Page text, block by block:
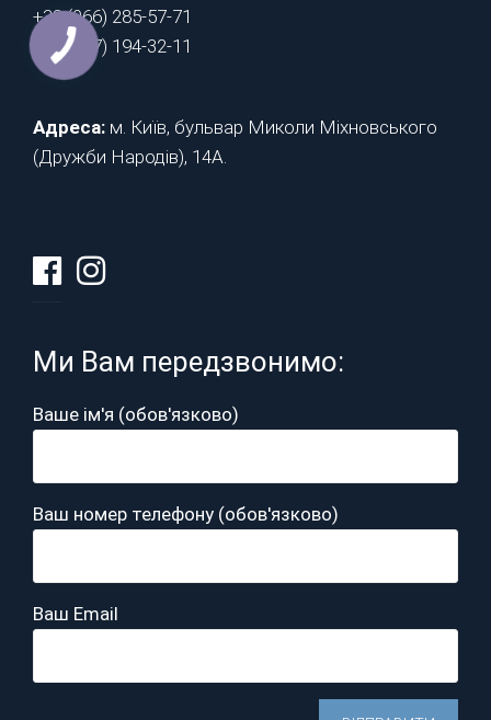
+38 (066) 285-57-71
+38 (067) 194-32-11
Адреса: м. Київ, бульвар Миколи Міхновського
(Дружби Народів), 14А.
Ми Вам передзвонимо:
Ваше ім'я (обов'язково)
Ваш номер телефону (обов'язково)
Ваш Email